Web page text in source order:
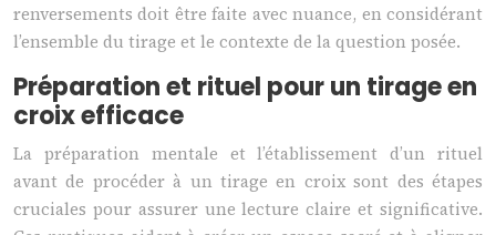
renversements doit être faite avec nuance, en considérant
l’ensemble du tirage et le contexte de la question posée.
Préparation et rituel pour un tirage en
croix efficace
La préparation mentale et l’établissement d’un rituel
avant de procéder à un tirage en croix sont des étapes
cruciales pour assurer une lecture claire et significative.